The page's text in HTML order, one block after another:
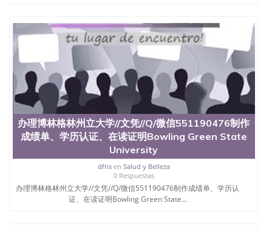
合性大学，每年有来自世界各地的成百上千的海外学
生前往求学。 至今，这是一所在世界上享有学术地
位、声誉、实习机会和影响力的高等教育机构，并获
誉为美国本科教育质量的核心代表。其计算机系与会
计系更是在当今美国大学教学排名中表现优异。其毕
业生大多可以在其所处地域的世界硅谷中心得到工作
机会。许多硅谷公司甚至在学生大三和大四的学期提
供许多相应科系的实习机会。无论是加州大学系统
(UC)，还是加州州立大学系统(CSU), 圣何塞州立大学
都占据着加州所有大学中的地理位置。 圣何塞州立大
学座落于硅谷(Silicon Valley), 于附近的旧金山-圣何塞
地区为全美的重要科技中心。约有学生三万人，超过
134种学士学科和65个硕士学科，并有来自世界60余
国的学生来此就读。其有名的科系如计算机科学，电
子工程学，工商管理学，艺术设计，和航空学等，深
受性肯定及好评；而各种大学部和研究所的商学课程
办理博林格林州立大学//文凭//Q/微信551190476制作
成绩单、学历认证、在读证明Bowling Green State
University
dfnsen Salud y Belleza
0 Respuestas
办理博林格林州立大学//文凭//Q/微信551190476制作成绩单、学历认
证、在读证明Bowling Green State...